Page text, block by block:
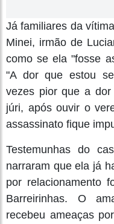
Já familiares da
Minei, irmão de
como se ela "fosse
"A dor que estou
vezes pior que a
júri, após ouvir o
assassinato fique
Testemunhas do
narraram que ela já
por relacionamento
Barreirinhas. O
recebeu ameaças